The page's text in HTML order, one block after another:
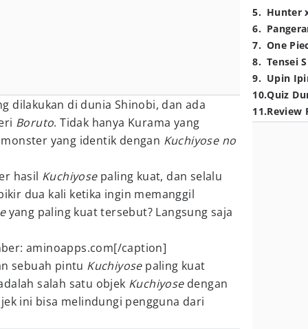
dilakukan di dunia Shinobi, dan ada
Boruto. Tidak hanya Kurama yang
yang identik dengan Kuchiyose no
hasil Kuchiyosepaling kuat, dan selalu
dua kali ketika ingin memanggil
yang paling kuat tersebut? Langsung saja
aminoapps.com[/caption]
sebuah pintu Kuchiyosepaling kuat
salah satu objek Kuchiyosedengan
ini bisa melindungi pengguna dari
5. Hunter
6.
7. One
8. Tensei
9. Upin
10.Quiz
11.Review